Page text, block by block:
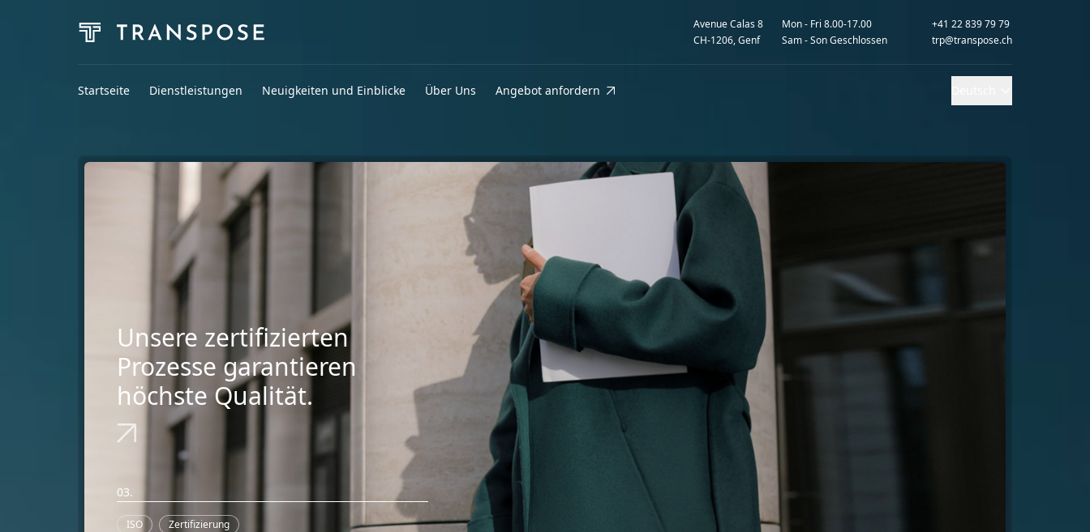
Avenue Calas 8
CH-1206, Genf
Mon - Fri 8.00-17.00
Sam - Son Geschlossen
+41 22 839 79 79
trp@transpose.ch
Startseite Dienstleistungen Neuigkeiten und Einblicke Über Uns Angebot anfordern
Seit über 50 Jahren liefern
wir hochpräzise
Übersetzungen.
01.
Übersetzung 50 Jahren